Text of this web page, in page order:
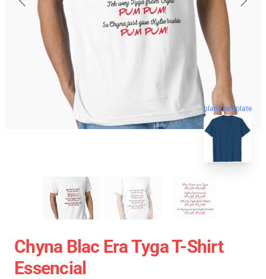
blank template
Chyna Blac Era Tyga T-Shirt
Essencial